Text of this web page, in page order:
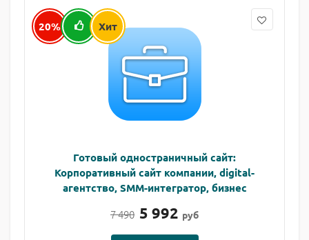
20% Хит
Готовый одностраничный сайт:
Корпоративный сайт компании, digital-
агентство, SMM-интегратор, бизнес
7 490 5 992 руб